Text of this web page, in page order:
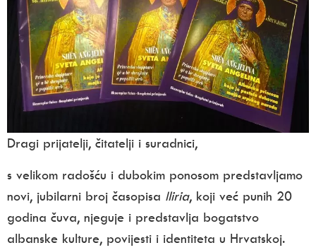
Dragi prijatelji, čitatelji i suradnici,
s velikom radošću i dubokim ponosom predstavljamo
novi, jubilarni broj časopisa Iliria, koji već punih 20
godina čuva, njeguje i predstavlja bogatstvo
albanske kulture, povijesti i identiteta u Hrvatskoj.